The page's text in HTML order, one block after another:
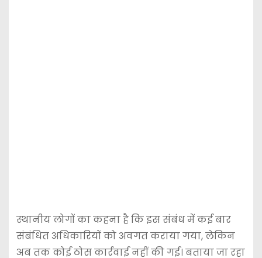
स्थानीय लोगों का कहना है कि इस संबंध में कई बार
संबंधित अधिकारियों को अवगत कराया गया, लेकिन
अब तक कोई ठोस कार्रवाई नहीं की गई। बताया जा रहा